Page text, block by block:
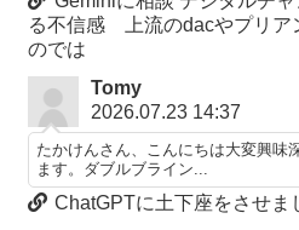
る不信感 上流のdacやプリア
のでは
Tomy
2026.07.23 14:37
たかけんさん、こんにちは大変興味
ます。ダブルブライン...
ChatGPTに土下座をさせま